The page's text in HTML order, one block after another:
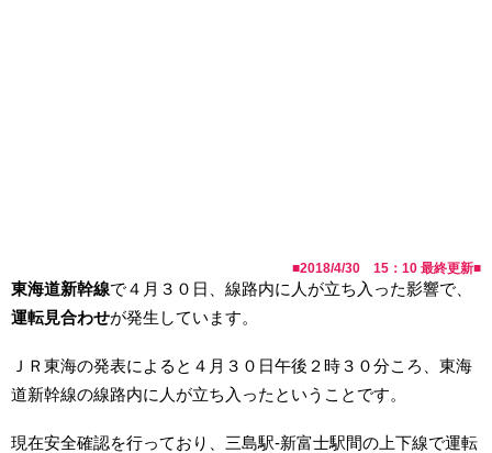
■2018/4/30 15：10 最終更新■
東海道新幹線で４月３０日、線路内に人が立ち入った影響で、
運転見合わせが発生しています。
ＪＲ東海の発表によると４月３０日午後２時３０分ころ、東海
道新幹線の線路内に人が立ち入ったということです。
現在安全確認を行っており、三島駅-新富士駅間の上下線で運転